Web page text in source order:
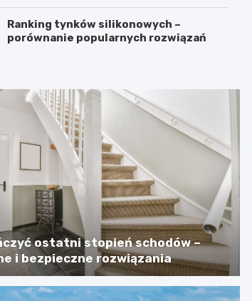
Ranking tynków silikonowych –
porównanie popularnych rozwiązań
ostatni stopień schodów –
i bezpieczne rozwiązania